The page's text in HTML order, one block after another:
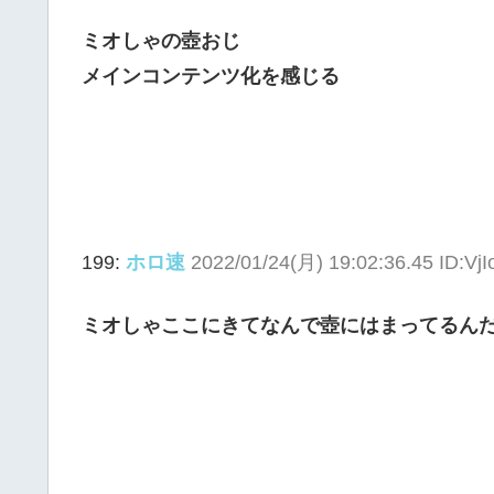
ミオしゃの壺おじ
メインコンテンツ化を感じる
199: ホロ速 2022/01/24(月) 19:02:36.45
ミオしゃここにきてなんで壺にはまってるん